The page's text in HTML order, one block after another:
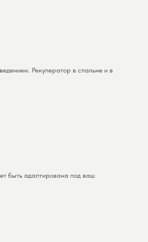
Рекуператор в спальне и в
быть адаптирована под ваш